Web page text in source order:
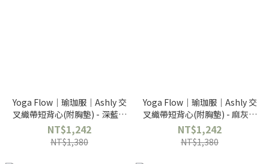
Yoga Flow｜瑜珈服｜Ashly 交
叉織帶短背心(附胸墊) - 深藍色
Indigo
NT$1,242
NT$1,380
Yoga Flow｜瑜珈服｜Ashly 交
叉織帶短背心(附胸墊) - 麻灰色
Stone Grey
NT$1,242
NT$1,380